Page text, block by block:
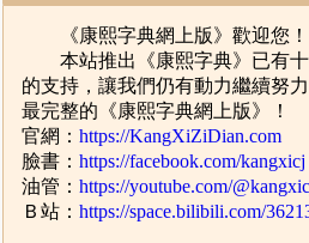
《康熙字典網上版》歡迎您！
本站推出《康熙字典》已有十
的支持，讓我們仍有動力繼續努
最完整的《康熙字典網上版》！
官網：https://KangXiZiDian.com
臉書：https://facebook.com/kangxicj
油管：https://youtube.com/
Ｂ站：https://space.bilibili.com/